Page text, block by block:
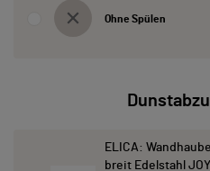
Ohne Spülen
ELICA:
breit Edelstahl